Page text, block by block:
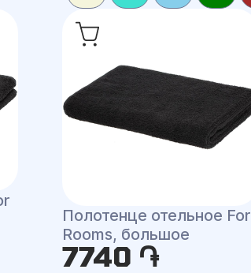
Полотенце отельное For
Rooms, большое
7740 ֏